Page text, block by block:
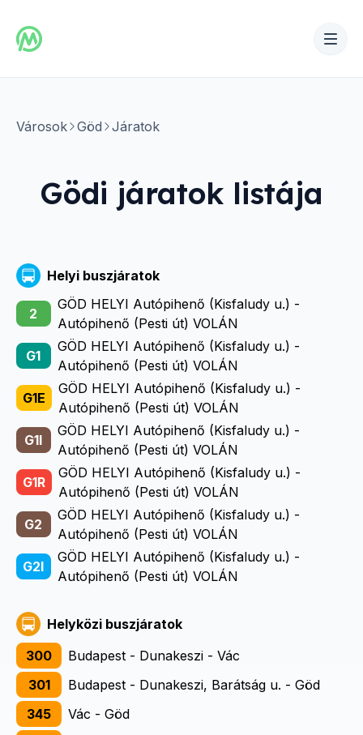
Városok Göd Járatok
Gödi járatok listája
Helyi buszjáratok
2
GÖD HELYI Autópihenő (Kisfaludy u.) -
Autópihenő (Pesti út) VOLÁN
G1
GÖD HELYI Autópihenő (Kisfaludy u.) -
Autópihenő (Pesti út) VOLÁN
G1E
GÖD HELYI Autópihenő (Kisfaludy u.) -
Autópihenő (Pesti út) VOLÁN
G1I
GÖD HELYI Autópihenő (Kisfaludy u.) -
Autópihenő (Pesti út) VOLÁN
G1R
GÖD HELYI Autópihenő (Kisfaludy u.) -
Autópihenő (Pesti út) VOLÁN
G2
GÖD HELYI Autópihenő (Kisfaludy u.) -
Autópihenő (Pesti út) VOLÁN
G2I
GÖD HELYI Autópihenő (Kisfaludy u.) -
Autópihenő (Pesti út) VOLÁN
Helyközi buszjáratok
300
Budapest - Dunakeszi - Vác
301
Budapest - Dunakeszi, Barátság u. - Göd
345
Vác - Göd